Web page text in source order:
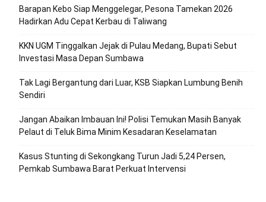
Barapan Kebo Siap Menggelegar, Pesona Tamekan 2026
Hadirkan Adu Cepat Kerbau di Taliwang
KKN UGM Tinggalkan Jejak di Pulau Medang, Bupati Sebut
Investasi Masa Depan Sumbawa
Tak Lagi Bergantung dari Luar, KSB Siapkan Lumbung Benih
Sendiri
Jangan Abaikan Imbauan Ini! Polisi Temukan Masih Banyak
Pelaut di Teluk Bima Minim Kesadaran Keselamatan
Kasus Stunting di Sekongkang Turun Jadi 5,24 Persen,
Pemkab Sumbawa Barat Perkuat Intervensi